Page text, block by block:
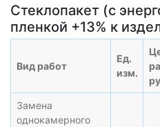
Стеклопакет (с
пленкой +13% к
Вид работ
Ед.
изм.
Замена
однокамерного